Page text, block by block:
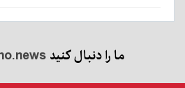
ما را دنبال کنید